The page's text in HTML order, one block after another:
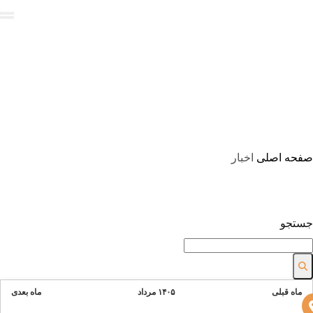
صفحه اصلی اخبار
جستجو
ماه بعدی ۱۴۰۵ مرداد ماه قبلی